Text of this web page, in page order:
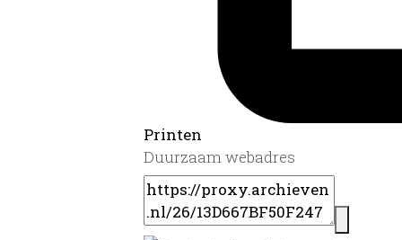
Printen
Duurzaam webadres